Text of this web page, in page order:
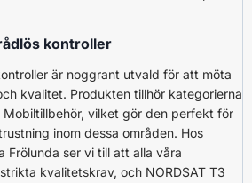
kontroller
är noggrant utvald för att möta
kvalitet. Produkten tillhör kategorierna
Mobiltillbehör, vilket gör den perfekt för
inom dessa områden. Hos
Frölunda ser vi till att alla våra
kvalitetskrav, och NORDSAT T3